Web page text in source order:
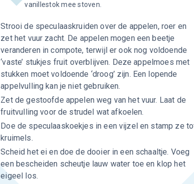
vanillestok mee stoven.
Strooi de speculaaskruiden over de appelen, roer en
zet het vuur zacht. De appelen mogen een beetje
veranderen in compote, terwijl er ook nog voldoende
‘vaste’ stukjes fruit overblijven. Deze appelmoes met
stukken moet voldoende ‘droog’ zijn. Een lopende
appelvulling kan je niet gebruiken.
Zet de gestoofde appelen weg van het vuur. Laat de
fruitvulling voor de strudel wat afkoelen.
Doe de speculaaskoekjes in een vijzel en stamp ze
kruimels.
Scheid het ei en doe de dooier in een schaaltje. Voeg
een bescheiden scheutje lauw water toe en klop het
eigeel los.